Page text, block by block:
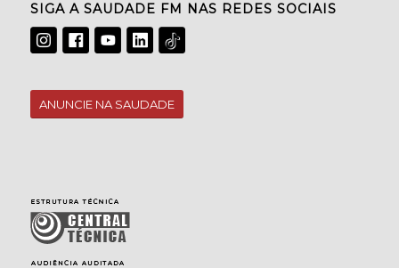
SIGA A SAUDADE FM NAS REDES SOCIAIS
ANUNCIE NA SAUDADE